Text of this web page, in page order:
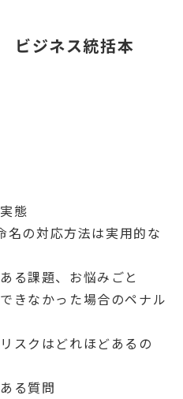
ビジネス統括本
態
名の対応方法は実用的な
る課題、お悩みごと
きなかった場合のペナル
スクはどれほどあるの
る質問